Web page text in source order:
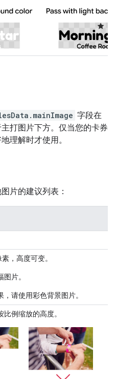
字段在
打图片下方。仅当您的卡券
理解时才使用。
片的建议列表：
，高度可变。
片。
，请使用彩色背景图片。
例缩放的高度。